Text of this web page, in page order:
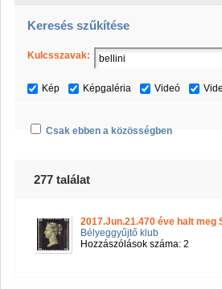
Keresés szűkítése
Kulcsszavak:
Kép Képgaléria Videó
Csak ebben a közösségben
277 találat
2017.Jun.21.470 éve halt meg
Bélyeggyűjtő klub
Hozzászólások száma: 2